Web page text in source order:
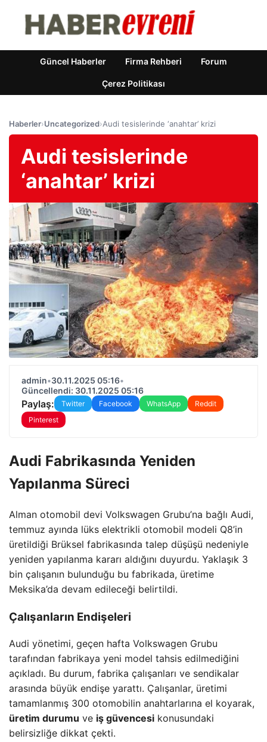
Güncel Haberler Firma Rehberi Forum
Çerez Politikası
Haberler›Uncategorized›Audi tesislerinde ‘anahtar’ krizi
Audi tesislerinde
‘anahtar’ krizi
admin•30.11.2025 05:16•
Güncellendi: 30.11.2025 05:16
Paylaş: Twitter Facebook WhatsApp
Reddit
Pinterest
Audi Fabrikasında Yeniden
Yapılanma Süreci
Alman otomobil devi Volkswagen Grubu’na bağlı Audi,
temmuz ayında lüks elektrikli otomobil modeli Q8’in
üretildiği Brüksel fabrikasında talep düşüşü nedeniyle
yeniden yapılanma kararı aldığını duyurdu. Yaklaşık 3
bin çalışanın bulunduğu bu fabrikada, üretime
Meksika’da devam edileceği belirtildi.
Çalışanların Endişeleri
Audi yönetimi, geçen hafta Volkswagen Grubu
tarafından fabrikaya yeni model tahsis edilmediğini
açıkladı. Bu durum, fabrika çalışanları ve sendikalar
arasında büyük endişe yarattı. Çalışanlar, üretimi
tamamlanmış 300 otomobilin anahtarlarına el koyarak,
üretim durumu ve iş güvencesi konusundaki
belirsizliğe dikkat çekti.